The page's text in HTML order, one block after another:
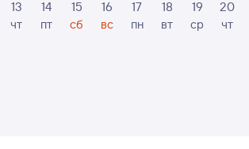
13
чт
14
пт
15
сб
16
вс
17
пн
18
вт
19
ср
20
чт